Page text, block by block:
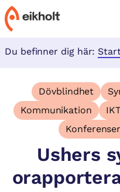
Du befinner dig här:
Dövblindhet
Kommunikation
Ushers